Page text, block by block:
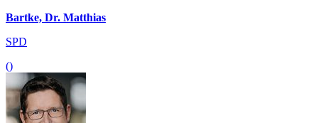
Bartke, Dr. Matthias
SPD
()